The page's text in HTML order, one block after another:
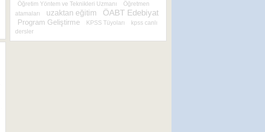
Öğretim Yöntem ve Teknikleri Uzmanı
Öğretmen
atamaları
uzaktan eğitim ÖABT Edebiyat
Program Geliştirme KPSS Tüyoları
kpss canlı
dersler